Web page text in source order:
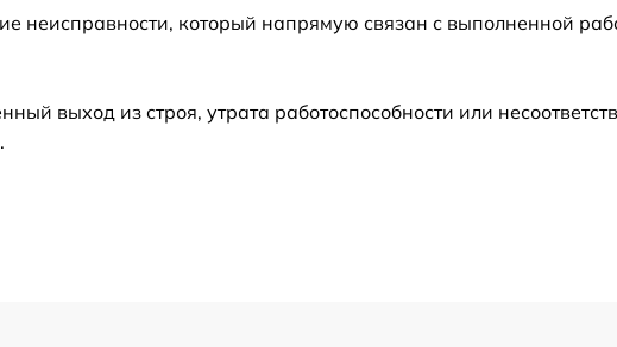
неисправности, который напрямую связан с выполненной
выход из строя, утрата работоспособности или